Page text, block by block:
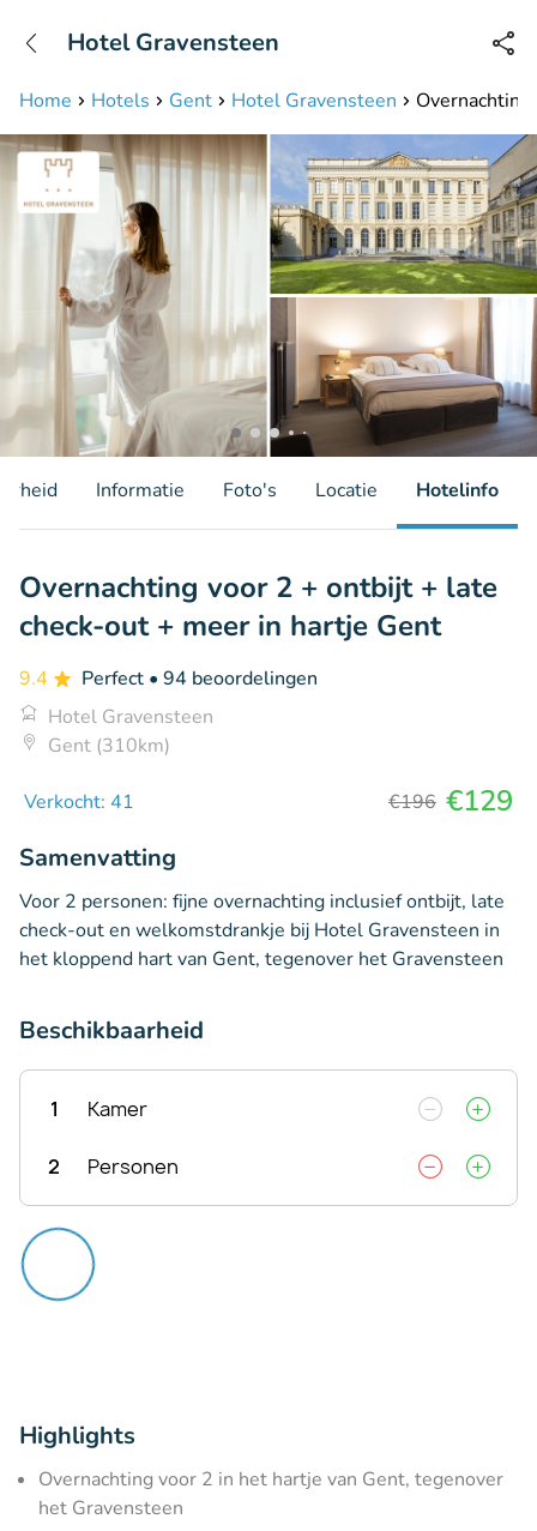
Bereikbaar tot 23:00 uur
Home Hotels Gent Hotel Gravensteen
Hotel Gravensteen
Informatie Foto's Locatie Hotelinfo
Overnachting voor 2 + ontbijt + late
check-out + meer in hartje Gent
9.4 Perfect • 94 beoordelingen
Hotel Gravensteen
Gent (310km)
Verkocht: 41 €196 €129
Samenvatting
Voor 2 personen: fijne overnachting inclusief ontbijt, late
check-out en welkomstdrankje bij Hotel Gravensteen in
het kloppend hart van Gent, tegenover het Gravensteen
Beschikbaarheid
1 Kamer
2 Personen
Highlights
Overnachting voor 2 in het hartje van Gent, tegenover
het Gravensteen